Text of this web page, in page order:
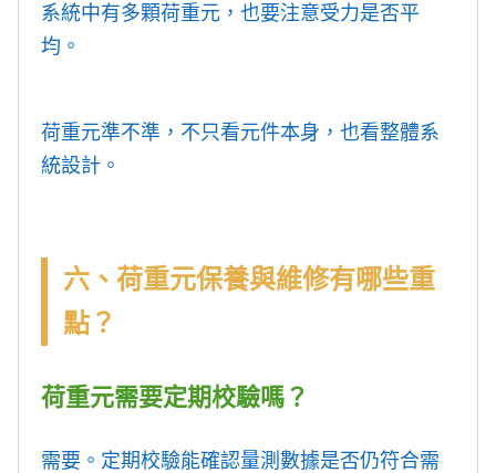
系統中有多顆荷重元，也要注意受力是否平
均。
荷重元準不準，不只看元件本身，也看整體系
統設計。
六、荷重元保養與維修有哪些重
點？
荷重元需要定期校驗嗎？
需要。定期校驗能確認量測數據是否仍符合需